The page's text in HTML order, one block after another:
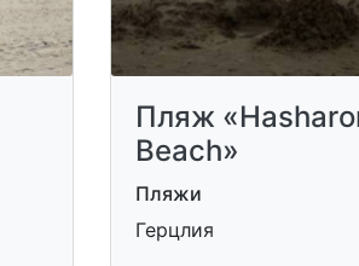
Пляж
Beach»
Пляжи
Герцлия